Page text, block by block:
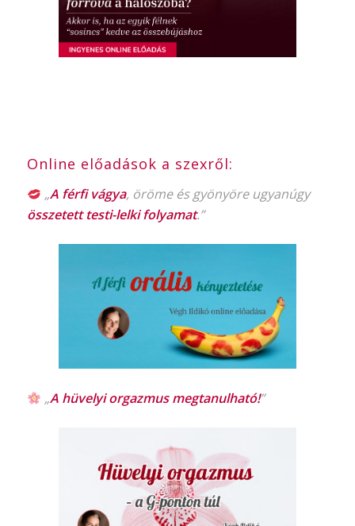
Online előadások a szexről:
„A férfi vágya, öröme és gyönyöre ugyanúgy
összetett testi-lelki folyamat.”
„A hüvelyi orgazmus megtanulható!”